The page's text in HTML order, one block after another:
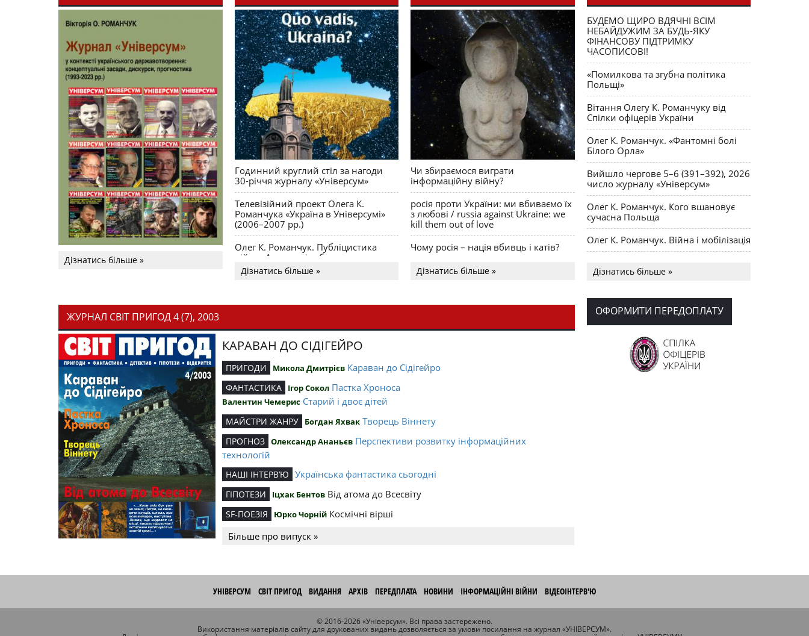
уособлення української політстратегії й тактики
Дізнатись більше »
Годинний круглий стіл за нагоди
30-річчя журналу «Універсум»
Телевізійний проект Олега К.
Романчука «Україна в Універсумі»
(2006–2007 рр.)
Олег К. Романчук. Публіцистика
війни. Акценти і табу
Дізнатись більше »
Чи збираємося виграти
інформаційну війну?
росія проти України: ми вбиваємо їх
з любові / russia against Ukraine: we
kill them out of love
Чому росія – нація вбивць і катів?
Дізнатись більше »
БУДЕМО ЩИРО ВДЯЧНІ ВСІМ
НЕБАЙДУЖИМ ЗА БУДЬ-ЯКУ
ФІНАНСОВУ ПІДТРИМКУ
ЧАСОПИСОВІ!
«Помилкова та згубна політика
Польщі»
Вітання Олегу К. Романчуку від
Спілки офіцерів України
Олег К. Романчук. «Фантомні болі
Білого Орла»
Вийшло чергове 5–6 (391–392), 2026
число журналу «Універсум»
Олег К. Романчук. Кого вшановує
сучасна Польща
Олег К. Романчук. Війна і мобілізація
долучилися до найбільшої
День Вишиванки в Норт Порті
OPUS MAGNUM Олега К. Романчука
Дізнатись більше »
ЖУРНАЛ СВІТ ПРИГОД 4 (7), 2003
КАРАВАН ДО СІДІГЕЙРО
ПРИГОДИ Микола Дмитрієв Караван до Сідігейро
ФАНТАСТИКА Ігор Сокол Пастка Хроноса
Валентин Чемерис Старий і двоє дітей
МАЙСТРИ ЖАНРУ Богдан Яхвак Творець Віннету
ПРОГНОЗ Олександр Ананьєв Перспективи розвитку інформаційних
технологій
НАШІ ІНТЕРВ’Ю Українська фантастика сьогодні
ГІПОТЕЗИ Іцхак Бентов Від атома до Всесвіту
SF-ПОЕЗІЯ Юрко Чорній Космічні вірші
Більше про випуск »
ОФОРМИТИ ПЕРЕДОПЛАТУ
УНІВЕРСУМ СВІТ ПРИГОД ВИДАННЯ АРХІВ ПЕРЕДПЛАТА НОВИНИ ІНФОРМАЦІЙНІ ВІЙНИ ВІДЕОІНТЕРВ'Ю
© 2016-2026 «Універсум». Всі права застережено.
Використання матеріалів сайту для друкованих видань дозволяється за умови посилання на журнал «УНІВЕРСУМ».